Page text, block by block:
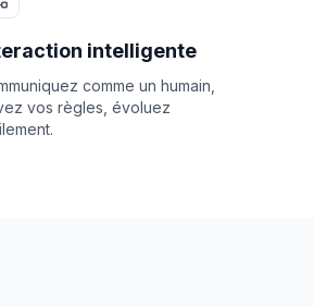
intelligente
comme un humain,
vos règles, évoluez